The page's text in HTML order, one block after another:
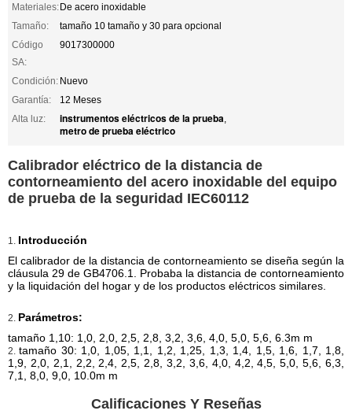
Materiales:De acero inoxidable
Tamaño:
tamaño 10 tamaño y 30 para opcional
Código
SA:
9017300000
Condición: Nuevo
Garantía:
12 Meses
Alta luz:
instrumentos eléctricos de la prueba,
metro de prueba eléctrico
Calibrador eléctrico de la distancia de
contorneamiento del acero inoxidable del equipo
de prueba de la seguridad IEC60112
1. Introducción
El calibrador de la distancia de contorneamiento se diseña según la
cláusula 29 de GB4706.1. Probaba la distancia de contorneamiento
y la liquidación del hogar y de los productos eléctricos similares.
2. Parámetros:
tamaño 1,10: 1,0, 2,0, 2,5, 2,8, 3,2, 3,6, 4,0, 5,0, 5,6, 6.3m m
2.tamaño 30: 1,0, 1,05, 1,1, 1,2, 1,25, 1,3, 1,4, 1,5, 1,6, 1,7, 1,8,
1,9, 2,0, 2,1, 2,2, 2,4, 2,5, 2,8, 3,2, 3,6, 4,0, 4,2, 4,5, 5,0, 5,6, 6,3,
7,1, 8,0, 9,0, 10.0m m
Calificaciones Y Reseñas